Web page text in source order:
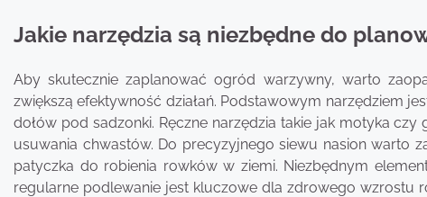
Jakie narzędzia są niezbędne do
Aby skutecznie zaplanować ogród warzywny, warto
zwiększą efektywność działań. Podstawowym narzędziem
dołów pod sadzonki. Ręczne narzędzia takie jak motyka
usuwania chwastów. Do precyzyjnego siewu nasion
patyczka do robienia rowków w ziemi. Niezbędnym
regularne podlewanie jest kluczowe dla zdrowego wzrostu